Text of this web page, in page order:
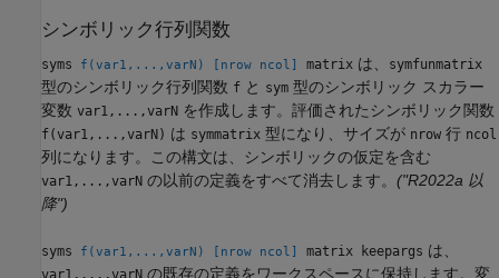
シンボリック行列関数
syms f(var1,...,varN) [nrow ncol] matrix は、 symfunmatrix
型のシンボリック行列関数 f と sym 型のシンボリック スカラー
変数 var1,...,varN を作成します。評価されたシンボリック関数
f(var1,...,varN) は symmatrix 型になり、サイズが nrow 行 ncol
列になります。この構文は、シンボリックの仮定を含む
var1,...,varN の以前の定義をすべて消去します。 ("R2022a 以
降")
syms f(var1,...,varN) [nrow ncol] matrix keepargs は、
の既存の定義をワークスペースに保持します。変